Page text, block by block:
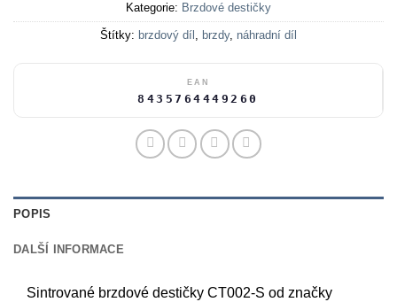
Kategorie: Brzdové destičky
Štítky: brzdový díl , brzdy, náhradní díl
EAN
8435764449260
POPIS
DALŠÍ INFORMACE
Sintrované brzdové destičky CT002-S od značky